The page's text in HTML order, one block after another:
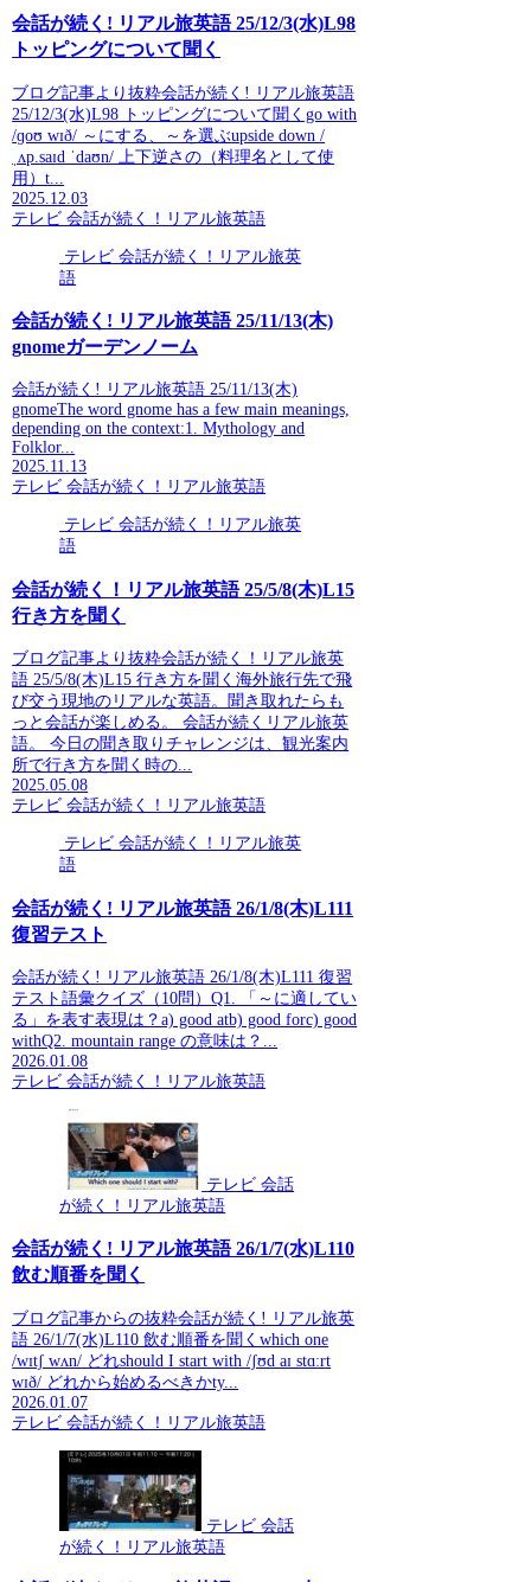
会話が続く! リアル旅英語 25/12/3(水)L98
トッピングについて聞く
ブログ記事より抜粋会話が続く! リアル旅英語
25/12/3(水)L98 トッピングについて聞くgo with
/ɡoʊ wɪð/ ～にする、～を選ぶupside down /
ˌʌp.saɪd ˈdaʊn/ 上下逆さの（料理名として使
用）t...
2025.12.03
テレビ 会話が続く！リアル旅英語
テレビ 会話が続く！リアル旅英
語
会話が続く! リアル旅英語 25/11/13(木)
gnomeガーデンノーム
会話が続く! リアル旅英語 25/11/13(木)
gnomeThe word gnome has a few main meanings,
depending on the context:1. Mythology and
Folklor...
2025.11.13
テレビ 会話が続く！リアル旅英語
テレビ 会話が続く！リアル旅英
語
会話が続く！リアル旅英語 25/5/8(木)L15
行き方を聞く
ブログ記事より抜粋会話が続く！リアル旅英
語 25/5/8(木)L15 行き方を聞く海外旅行先で飛
び交う現地のリアルな英語。聞き取れたらも
っと会話が楽しめる。 会話が続くリアル旅英
語。 今日の聞き取りチャレンジは、観光案内
所で行き方を聞く時の...
2025.05.08
テレビ 会話が続く！リアル旅英語
テレビ 会話が続く！リアル旅英
語
会話が続く! リアル旅英語 26/1/8(木)L111
復習テスト
会話が続く! リアル旅英語 26/1/8(木)L111 復習
テスト語彙クイズ（10問）Q1. 「～に適してい
る」を表す表現は？a) good atb) good forc) good
withQ2. mountain range の意味は？...
2026.01.08
テレビ 会話が続く！リアル旅英語
テレビ 会話
が続く！リアル旅英語
会話が続く! リアル旅英語 26/1/7(水)L110
飲む順番を聞く
ブログ記事からの抜粋会話が続く! リアル旅英
語 26/1/7(水)L110 飲む順番を聞くwhich one
/wɪtʃ wʌn/ どれshould I start with /ʃʊd aɪ stɑːrt
wɪð/ どれから始めるべきかty...
2026.01.07
テレビ 会話が続く！リアル旅英語
テレビ 会話
が続く！リアル旅英語